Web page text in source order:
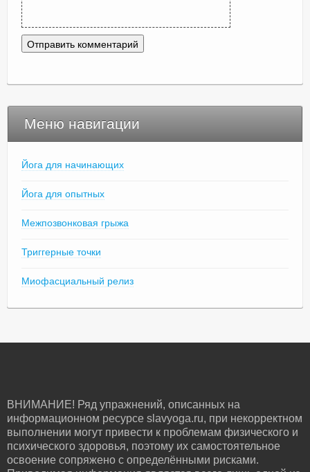
Меню навигации
Йога для начинающих
Йога для опытных
Межпозвонковая грыжа
Триггерные точки
Миофасциальный релиз
ВНИМАНИЕ! Ряд упражнений, описанных на
информационном ресурсе slavyoga.ru, при некорректном
выполнении могут привести к проблемам физического и
психического здоровья, поэтому их самостоятельное
освоение сопряжено с определёнными рисками.